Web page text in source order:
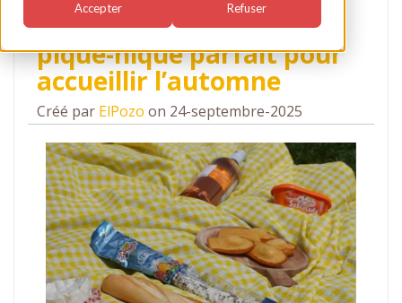
Accepter Refuser
Comment préparer le
pique-nique parfait pour
accueillir l’automne
Créé par ElPozo on 24-septembre-2025